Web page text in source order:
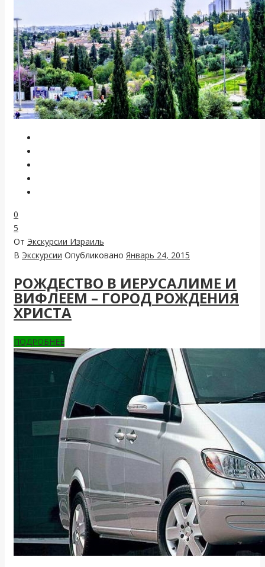
0
5
От Экскурсии Израиль
В Экскурсии Опубликовано Январь 24, 2015
РОЖДЕСТВО В ИЕРУСАЛИМЕ И
ВИФЛЕЕМ – ГОРОД РОЖДЕНИЯ
ХРИСТА
ПОДРОБНЕЕ